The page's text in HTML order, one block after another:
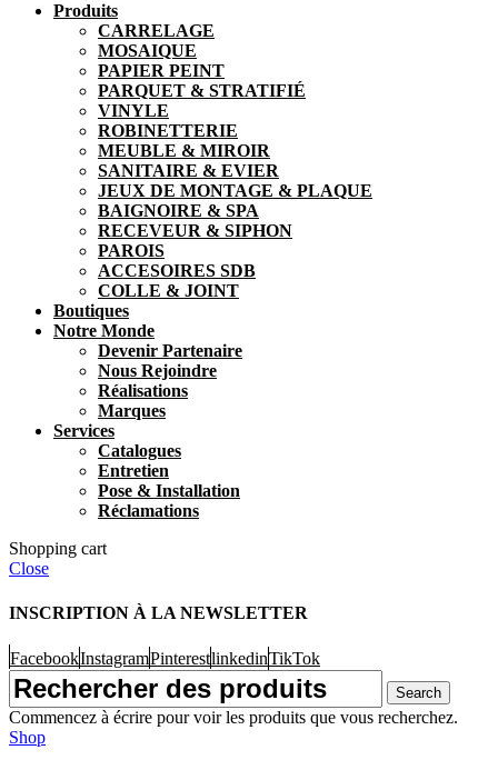
Produits
CARRELAGE
MOSAIQUE
PAPIER PEINT
PARQUET & STRATIFIÉ
VINYLE
ROBINETTERIE
MEUBLE & MIROIR
SANITAIRE & EVIER
JEUX DE MONTAGE & PLAQUE
BAIGNOIRE & SPA
RECEVEUR & SIPHON
PAROIS
ACCESOIRES SDB
COLLE & JOINT
Boutiques
Notre Monde
Devenir Partenaire
Nous Rejoindre
Réalisations
Marques
Services
Catalogues
Entretien
Pose & Installation
Réclamations
Shopping cart
Close
INSCRIPTION À LA NEWSLETTER
FacebookInstagramPinterestlinkedinTikTok
Search
Commencez à écrire pour voir les produits que vous recherchez.
Shop